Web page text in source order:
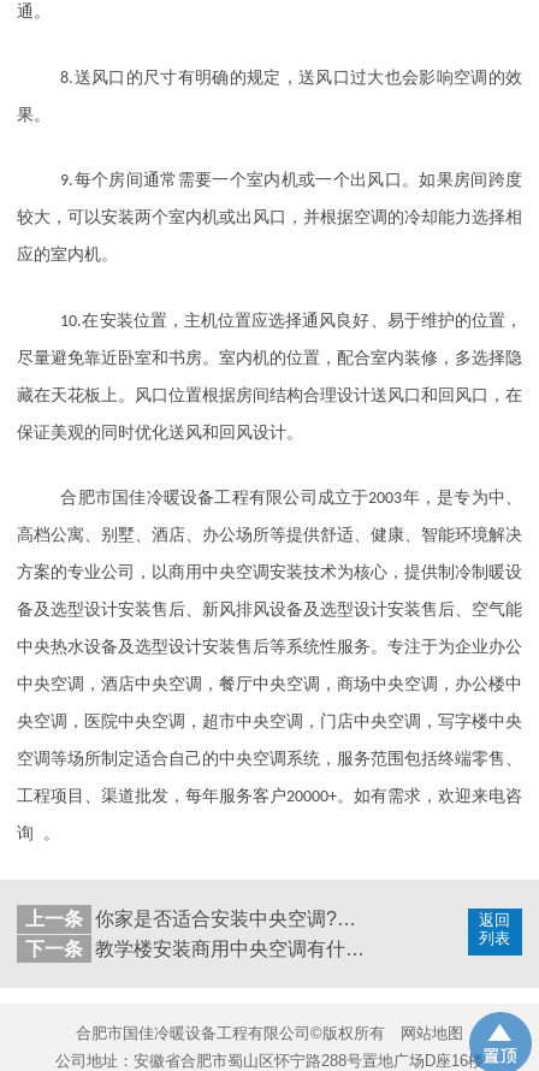
通。
8.送风口的尺寸有明确的规定，送风口过大也会影响空调的效
果。
9.每个房间通常需要一个室内机或一个出风口。如果房间跨度
较大，可以安装两个室内机或出风口，并根据空调的冷却能力选择相
应的室内机。
10.在安装位置，主机位置应选择通风良好、易于维护的位置，
尽量避免靠近卧室和书房。室内机的位置，配合室内装修，多选择隐
藏在天花板上。风口位置根据房间结构合理设计送风口和回风口，在
保证美观的同时优化送风和回风设计。
合肥市国佳冷暖设备工程有限公司成立于2003年，是专为中、
高档公寓、别墅、酒店、办公场所等提供舒适、健康、智能环境解决
方案的专业公司，以商用中央空调安装技术为核心，提供制冷制暖设
备及选型设计安装售后、新风排风设备及选型设计安装售后、空气能
中央热水设备及选型设计安装售后等系统性服务。专注于为企业办公
中央空调，酒店中央空调，餐厅中央空调，商场中央空调，办公楼中
央空调，医院中央空调，超市中央空调，门店中央空调，写字楼中央
空调等场所制定适合自己的中央空调系统，服务范围包括终端零售、
工程项目、渠道批发，每年服务客户20000+。如有需求，欢迎来电咨
询 。
返回
列表
上一条
你家是否适合安装中央空调?［国佳冷暖］
下一条
教学楼安装商用中央空调有什么好处［国佳冷暖］
合肥市国佳冷暖设备工程有限公司©版权所有
网站地图
公司地址：安徽省合肥市蜀山区怀宁路288号置地广场D座16楼